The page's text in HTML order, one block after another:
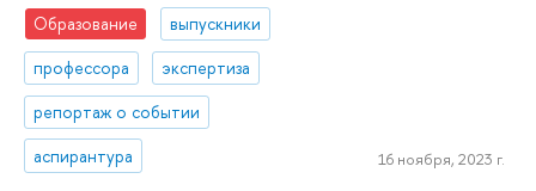
Образование
выпускники
профессора
экспертиза
репортаж о событии
аспирантура
16 ноября, 2023 г.